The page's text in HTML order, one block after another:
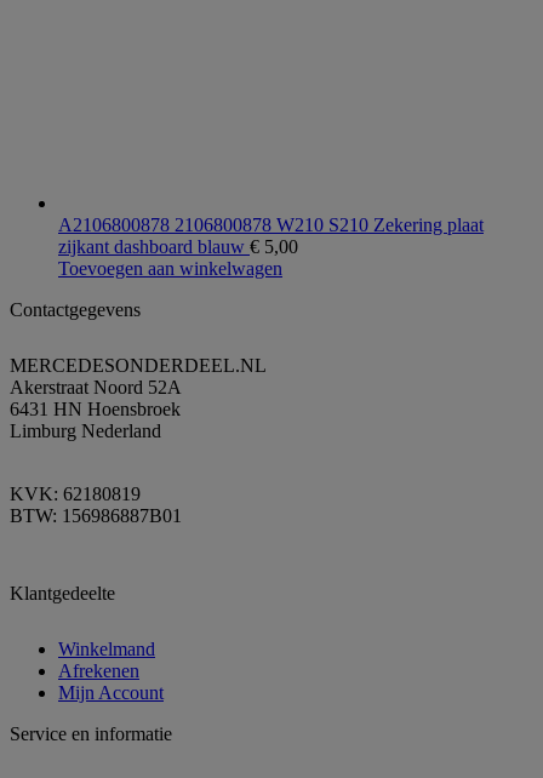
A2106800878 2106800878 W210 S210 Zekering plaat
zijkant dashboard blauw € 5,00
Toevoegen aan winkelwagen
Contactgegevens
MERCEDESONDERDEEL.NL
Akerstraat Noord 52A
6431 HN Hoensbroek
Limburg Nederland
KVK: 62180819
BTW: 156986887B01
Klantgedeelte
Winkelmand
Afrekenen
Mijn Account
Service en informatie